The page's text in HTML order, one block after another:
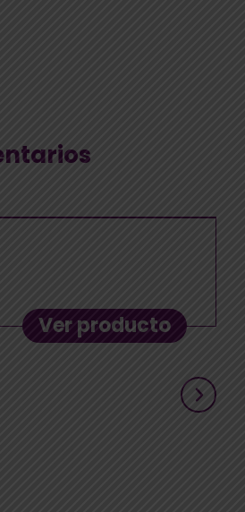
Ver producto